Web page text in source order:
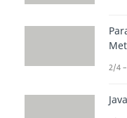
Die
2/4